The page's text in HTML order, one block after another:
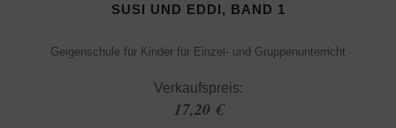
SUSI UND EDDI, BAND 1
Geigenschule für Kinder für Einzel- und Gruppenunterricht
Verkaufspreis:
17,20 €